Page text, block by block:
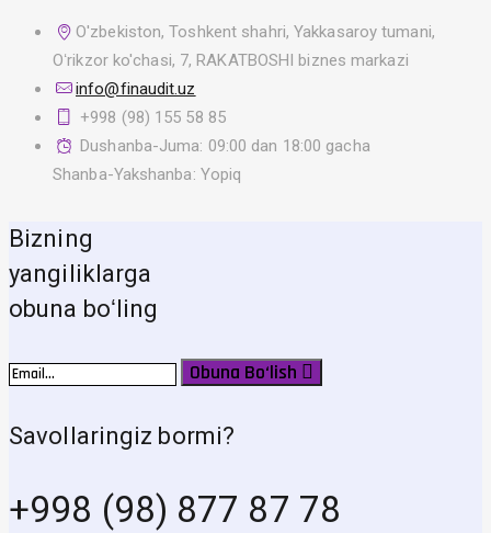
O'zbekiston, Toshkent shahri, Yakkasaroy tumani,
Oʻrikzor ko'chasi, 7, RAKATBOSHI biznes markazi
info@finaudit.uz
+998 (98) 155 58 85
Dushanba-Juma: 09:00 dan 18:00 gacha
Shanba-Yakshanba: Yopiq
Bizning
yangiliklarga
obuna boʻling
Obuna Bo‘lish
Savollaringiz bormi?
+998 (98) 877 87 78